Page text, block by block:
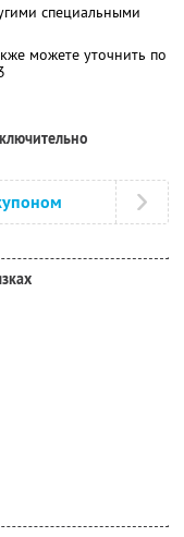
специальными
можете уточнить по